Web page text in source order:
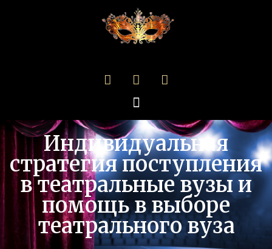
Индивидуальная
стратегия поступления
в театральные вузы и
помощь в выборе
театрального вуза